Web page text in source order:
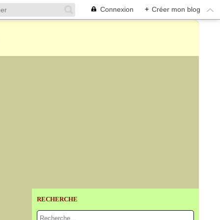
Connexion + Créer mon blog
RECHERCHE